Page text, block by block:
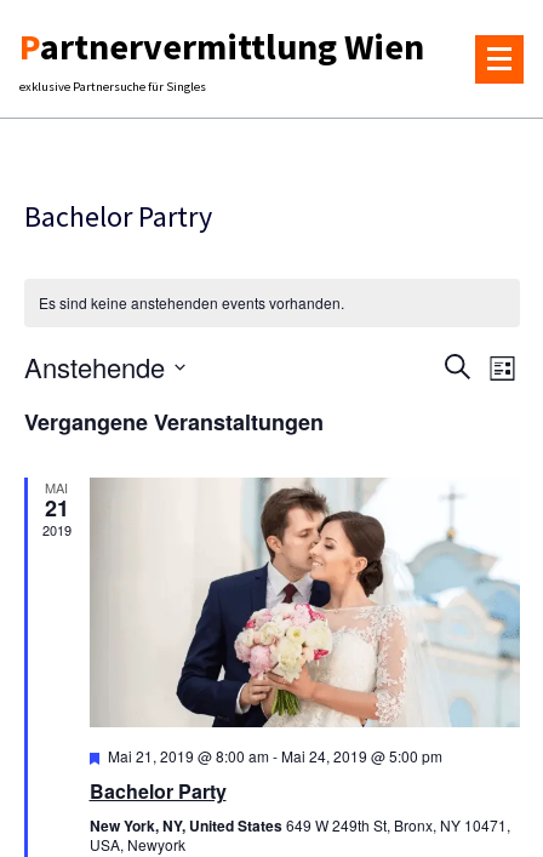
Partnervermittlung Wien
exklusive Partnersuche für Singles
Bachelor Partry
Es sind keine anstehenden events vorhanden.
SucheListe
Anstehende
wählen.
Vergangene Veranstaltungen
MAI
21
2019
Vorgestellt
Mai 21, 2019 @ 8:00 am-Mai 24, 2019 @ 5:00 pm
Bachelor Party
New York, NY, United States649 W 249th St, Bronx, NY 10471,
USA, Newyork